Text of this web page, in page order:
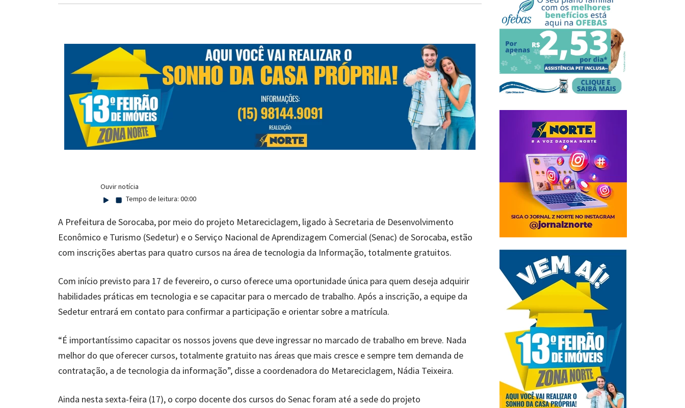
Ouvir notícia
Tempo de leitura: 00:00
A Prefeitura de Sorocaba, por meio do projeto Metareciclagem, ligado à Secretaria de Desenvolvimento
Econômico e Turismo (Sedetur) e o Serviço Nacional de Aprendizagem Comercial (Senac) de Sorocaba, estão
com inscrições abertas para quatro cursos na área de tecnologia da Informação, totalmente gratuitos.
Com início previsto para 17 de fevereiro, o curso oferece uma oportunidade única para quem deseja adquirir
habilidades práticas em tecnologia e se capacitar para o mercado de trabalho. Após a inscrição, a equipe da
Sedetur entrará em contato para confirmar a participação e orientar sobre a matrícula.
“É importantíssimo capacitar os nossos jovens que deve ingressar no marcado de trabalho em breve. Nada
melhor do que oferecer cursos, totalmente gratuito nas áreas que mais cresce e sempre tem demanda de
contratação, a de tecnologia da informação”, disse a coordenadora do Metareciclagem, Nádia Teixeira.
Ainda nesta sexta-feira (17), o corpo docente dos cursos do Senac foram até a sede do projeto